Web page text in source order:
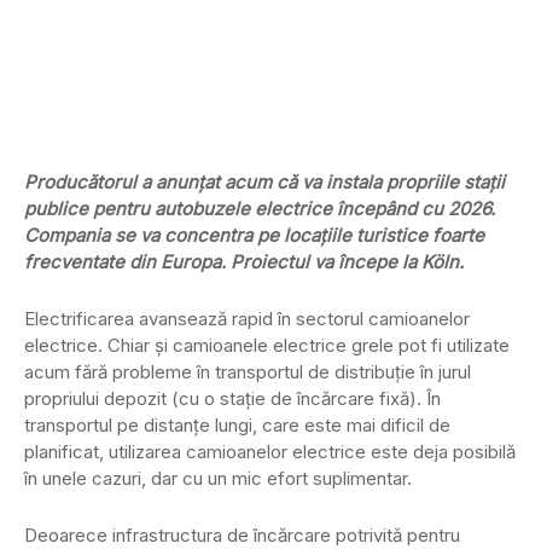
Producătorul a anunțat acum că va instala propriile stații
publice pentru autobuzele electrice începând cu 2026.
Compania se va concentra pe locațiile turistice foarte
frecventate din Europa. Proiectul va începe la Köln.
Electrificarea avansează rapid în sectorul camioanelor
electrice. Chiar și camioanele electrice grele pot fi utilizate
acum fără probleme în transportul de distribuție în jurul
propriului depozit (cu o stație de încărcare fixă). În
transportul pe distanțe lungi, care este mai dificil de
planificat, utilizarea camioanelor electrice este deja posibilă
în unele cazuri, dar cu un mic efort suplimentar.
Deoarece infrastructura de încărcare potrivită pentru